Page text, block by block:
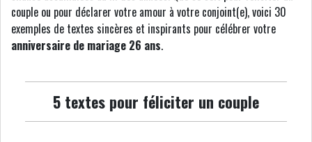
couple ou pour déclarer votre amour à votre conjoint(e), voici 30
exemples de textes sincères et inspirants pour célébrer votre
anniversaire de mariage 26 ans.
5 textes pour féliciter un couple